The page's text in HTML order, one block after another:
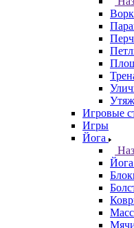
Игровые
Игры
Йога
Йога